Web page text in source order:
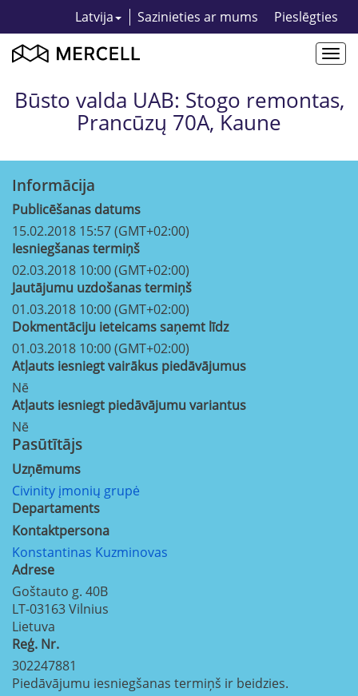
Latvija Sazinieties ar mums Pieslēgties
Būsto valda UAB: Stogo remontas,
Prancūzų 70A, Kaune
Informācija
Publicēšanas datums
15.02.2018 15:57 (GMT+02:00)
Iesniegšanas termiņš
02.03.2018 10:00 (GMT+02:00)
Jautājumu uzdošanas termiņš
01.03.2018 10:00 (GMT+02:00)
Dokmentāciju ieteicams saņemt līdz
01.03.2018 10:00 (GMT+02:00)
Atļauts iesniegt vairākus piedāvājumus
Nē
Atļauts iesniegt piedāvājumu variantus
Nē
Pasūtītājs
Uzņēmums
Civinity įmonių grupė
Departaments
Kontaktpersona
Konstantinas Kuzminovas
Adrese
Goštauto g. 40B
LT-03163Vilnius
Lietuva
Reģ. Nr.
302247881
Piedāvājumu iesniegšanas termiņš ir beidzies.